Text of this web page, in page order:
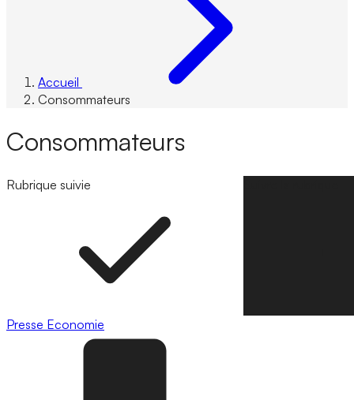
Accueil
Consommateurs
Consommateurs
Rubrique suivie
Presse Economie